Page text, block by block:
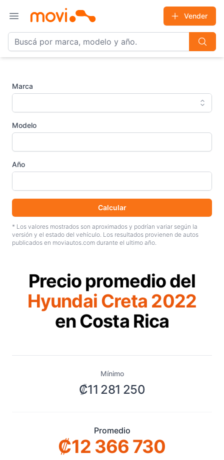
Open main menu
Vender
Marca
Modelo
Año
Calcular
* Los valores mostrados son aproximados y podrían variar según la
versión y el estado del vehículo. Los resultados provienen de autos
publicados en moviautos.com durante el ultimo año.
Precio promedio del
Hyundai Creta 2022
en Costa Rica
Mínimo
₡11 281 250
Promedio
₡12 366 730